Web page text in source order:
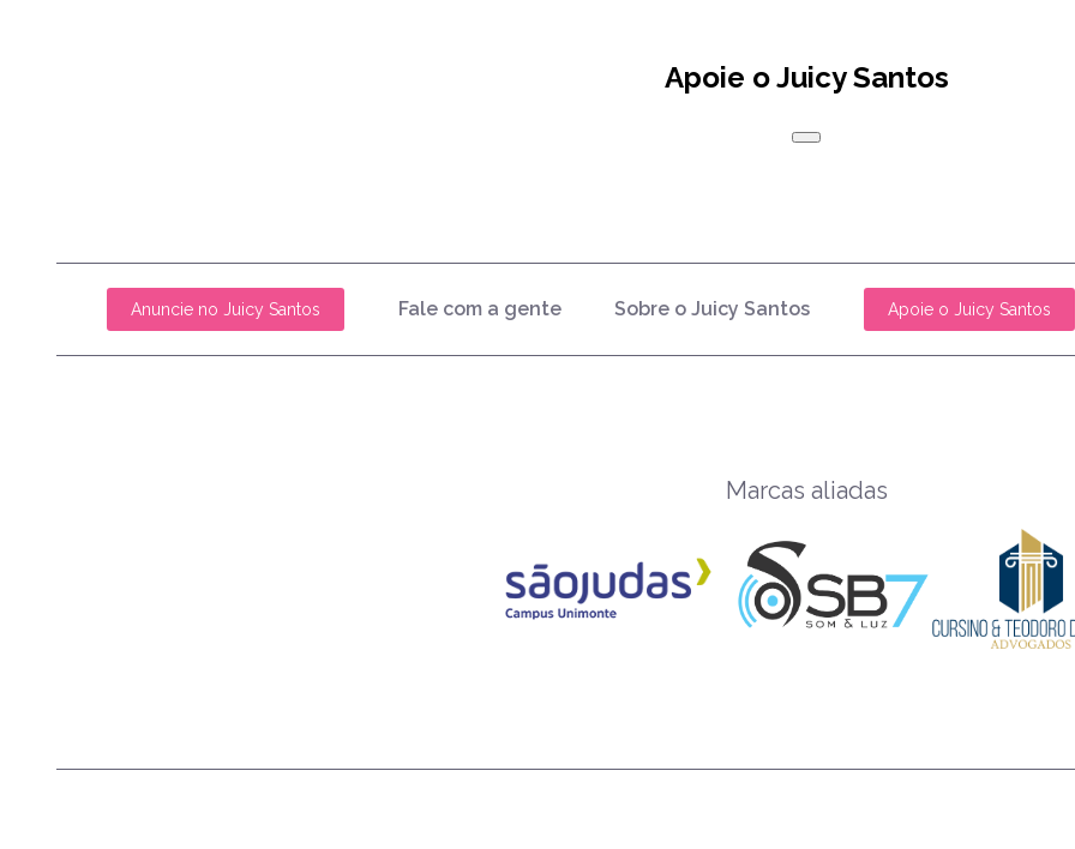
Apoie o Juicy Santos
Anuncie no Juicy Santos Fale com a gente Sobre o Juicy Santos Apoie o Juicy Santos
Marcas aliadas